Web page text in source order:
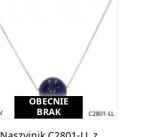
OBECNIE
BRAK